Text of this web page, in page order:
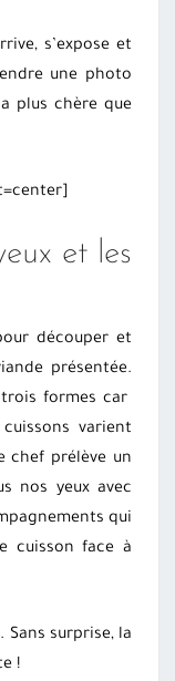
s’expose et
une photo
plus chère que
et les
découper et
présentée.
formes car
varient
chef prélève un
nos yeux avec
qui
cuisson face à
surprise, la
!